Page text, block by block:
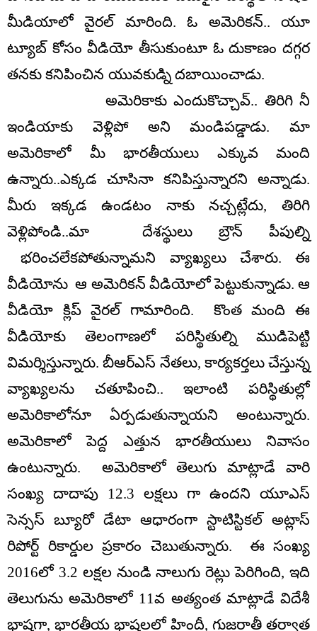
మీడియాలో వైరల్ మారింది. ఓ అమెరికన్.. యూ
ట్యూబ్ కోసం వీడియో తీసుకుంటూ ఓ దుకాణం దగ్గర
తనకు కనిపించిన యువకుడ్ని దబాయించాడు.
అమెరికాకు ఎందుకొచ్చావ్.. తిరిగి నీ
ఇండియాకు వెళ్లిపో అని మండిపడ్డాడు. మా
అమెరికాలో మీ భారతీయులు ఎక్కువ మంది
ఉన్నారు..ఎక్కడ చూసినా కనిపిస్తున్నారని అన్నాడు.
మీరు ఇక్కడ ఉండటం నాకు నచ్చట్లేదు, తిరిగి
వెళ్లిపోండి..మా దేశస్థులు బ్రౌన్ పీపుల్ని
భరించలేకపోతున్నామని వ్యాఖ్యలు చేశారు. ఈ
వీడియోను ఆ అమెరికన్ వీడియోలో పెట్టుకున్నాడు. ఆ
వీడియో క్లిప్ వైరల్ గామారింది. కొంత మంది ఈ
వీడియోకు తెలంగాణలో పరిస్థితుల్ని ముడిపెట్టి
విమర్శిస్తున్నారు. బీఆర్ఎస్ నేతలు, కార్యకర్తలు చేస్తున్న
వ్యాఖ్యలను చతూపించి.. ఇలాంటి పరిస్థితుల్లో
అమెరికాలోనూ ఏర్పడుతున్నాయని అంటున్నారు.
అమెరికాలో పెద్ద ఎత్తున భారతీయులు నివాసం
ఉంటున్నారు. అమెరికాలో తెలుగు మాట్లాడే వారి
సంఖ్య దాదాపు 12.3 లక్షలు గా ఉందని యూఎస్
సెన్సస్ బ్యూరో డేటా ఆధారంగా స్టాటిస్టికల్ అట్లాస్
రిపోర్ట్ రికార్డుల ప్రకారం చెబుతున్నారు. ఈ సంఖ్య
2016లో 3.2 లక్షల నుండి నాలుగు రెట్లు పెరిగింది, ఇది
తెలుగును అమెరికాలో 11వ అత్యంత మాట్లాడే విదేశీ
భాషగా, భారతీయ భాషలలో హిందీ, గుజరాతీ తర్వాత